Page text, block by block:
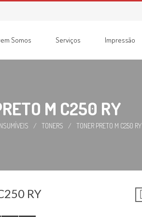
Somos Serviços Impressão
M C250 RY
/ TONERS / TONER PRETO M C250 RY
RY